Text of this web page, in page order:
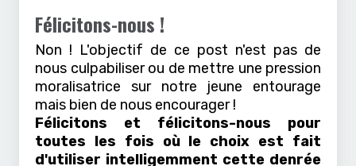
Félicitons-nous !
Non ! L'objectif de ce post n'est pas de
nous culpabiliser ou de mettre une pression
moralisatrice sur notre jeune entourage
mais bien de nous encourager !
Félicitons et félicitons-nous pour
toutes les fois où le choix est fait
d'utiliser intelligemment cette denrée